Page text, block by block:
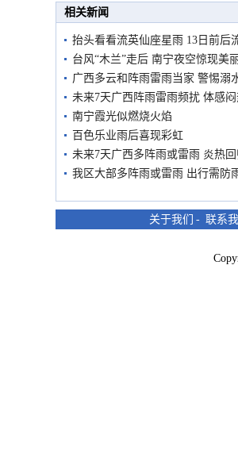
相关新闻
抬头看看流英仙座星雨 13日前后
台风“木兰”走后 南宁夜空惊现美
广西多云和阵雨雷雨当家 警惕溺
未来7天广西阵雨雷雨频扰 体感
南宁霞光似燃烧火焰
百色乐业雨后喜现彩虹
未来7天广西多阵雨或雷雨 炎热回
我区大部多阵雨或雷雨 出行需防
关于我们 - 联系我